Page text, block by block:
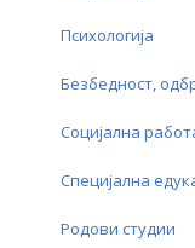
Психологија
Безбедност,
Социјална
Специјална
Родови студии